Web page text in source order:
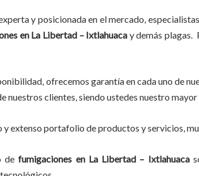
y posicionada en el mercado,
en La Libertad – Ixtlahuaca y demás plagas.
ofrecemos garantía en cada uno de
nuestros clientes, siendo ustedes nuestro
extenso portafolio de productos y servicios,
de fumigaciones en La Libertad – Ixtlahuaca